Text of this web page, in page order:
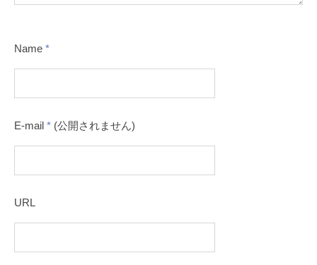
Name *
E-mail * (公開されません)
URL